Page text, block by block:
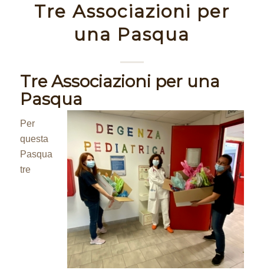
Tre Associazioni per
una Pasqua
Tre Associazioni per una
Pasqua
Per
questa
Pasqua
tre